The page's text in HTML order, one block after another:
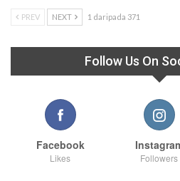
PREV NEXT 1 daripada 371
Follow Us On
Facebook
Likes Followers